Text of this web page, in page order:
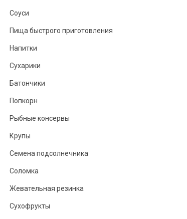
Соуси
Пища быстрого приготовления
Напитки
Сухарики
Батончики
Попкорн
Рыбные консервы
Крупы
Семена подсолнечника
Соломка
Жевательная резинка
Сухофрукты